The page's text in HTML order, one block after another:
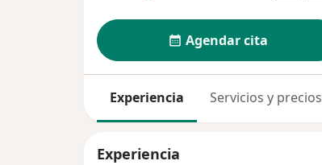
Agendar cita
Experiencia Servicios y precios
Experiencia